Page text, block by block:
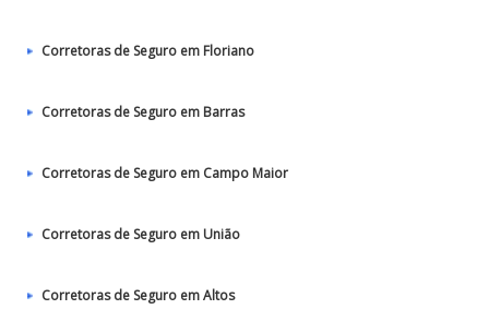
Corretoras de Seguro em Floriano
Corretoras de Seguro em Barras
Corretoras de Seguro em Campo Maior
Corretoras de Seguro em União
Corretoras de Seguro em Altos